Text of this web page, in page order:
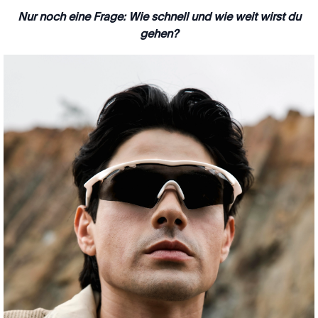
Nur noch eine Frage: Wie schnell und wie weit wirst du
gehen?